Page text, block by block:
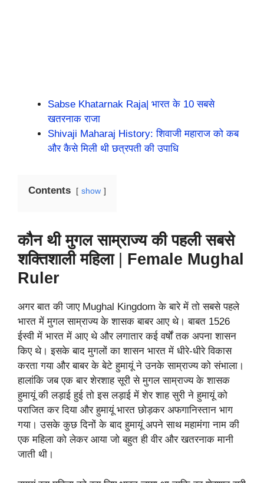
Sabse Khatarnak Raja| भारत के 10 सबसे
खतरनाक राजा
Shivaji Maharaj History: शिवाजी महाराज को कब
और कैसे मिली थी छत्रपती की उपाधि
Contents show
कौन थी मुगल साम्राज्य की पहली सबसे
शक्तिशाली महिला| Female Mughal
Ruler
अगर बात की जाए Mughal Kingdom के बारे में तो सबसे पहले
भारत में मुगल साम्राज्य के शासक बाबर आए थे। बाबत 1526
ईस्वी में भारत में आए थे और लगातार कई वर्षों तक अपना शासन
किए थे। इसके बाद मुगलों का शासन भारत में धीरे-धीरे विकास
करता गया और बाबर के बेटे हुमायूं ने उनके साम्राज्य को संभाला।
हालांकि जब एक बार शेरशाह सूरी से मुगल साम्राज्य के शासक
हुमायूं की लड़ाई हुई तो इस लड़ाई में शेर शाह सुरी ने हुमायूं को
पराजित कर दिया और हुमायूं भारत छोड़कर अफगानिस्तान भाग
गया। उसके कुछ दिनों के बाद हुमायूं अपने साथ महामंगा नाम की
एक महिला को लेकर आया जो बहुत ही वीर और खतरनाक मानी
जाती थी।